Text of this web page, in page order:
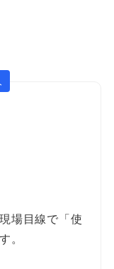
場目線で「使
。